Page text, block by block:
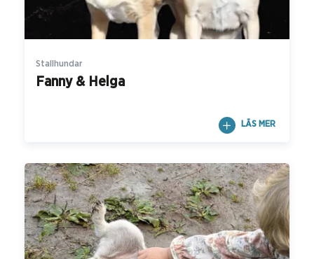
Stallhundar
Fanny & Helga
LÄS MER